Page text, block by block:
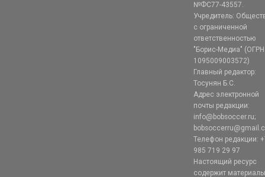
№ФС77-43557.
Учредитель:
с ограниченной
ответственностью
"Борис-Медиа" (ОГРН
1095009003572)
Главный редактор:
Тосунян Б.С.
Адрес электронной
почты редакции:
info@bobsoccer.ru;
Телефон редакции:
985 719 29 97
Настоящий ресурс
содержит